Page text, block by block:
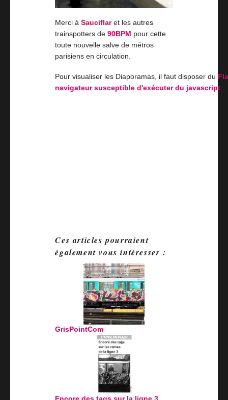
Merci àSauciflaret les autres
trainspotters de90BPM pour cette
toute nouvelle salve de métros
parisiens en circulation.
Pour visualiser les Diaporamas, il faut disposer du
navigateur susceptible d'exécuter du javascript
Ces articles pourraient
également vous intéresser :
GrisPointCom